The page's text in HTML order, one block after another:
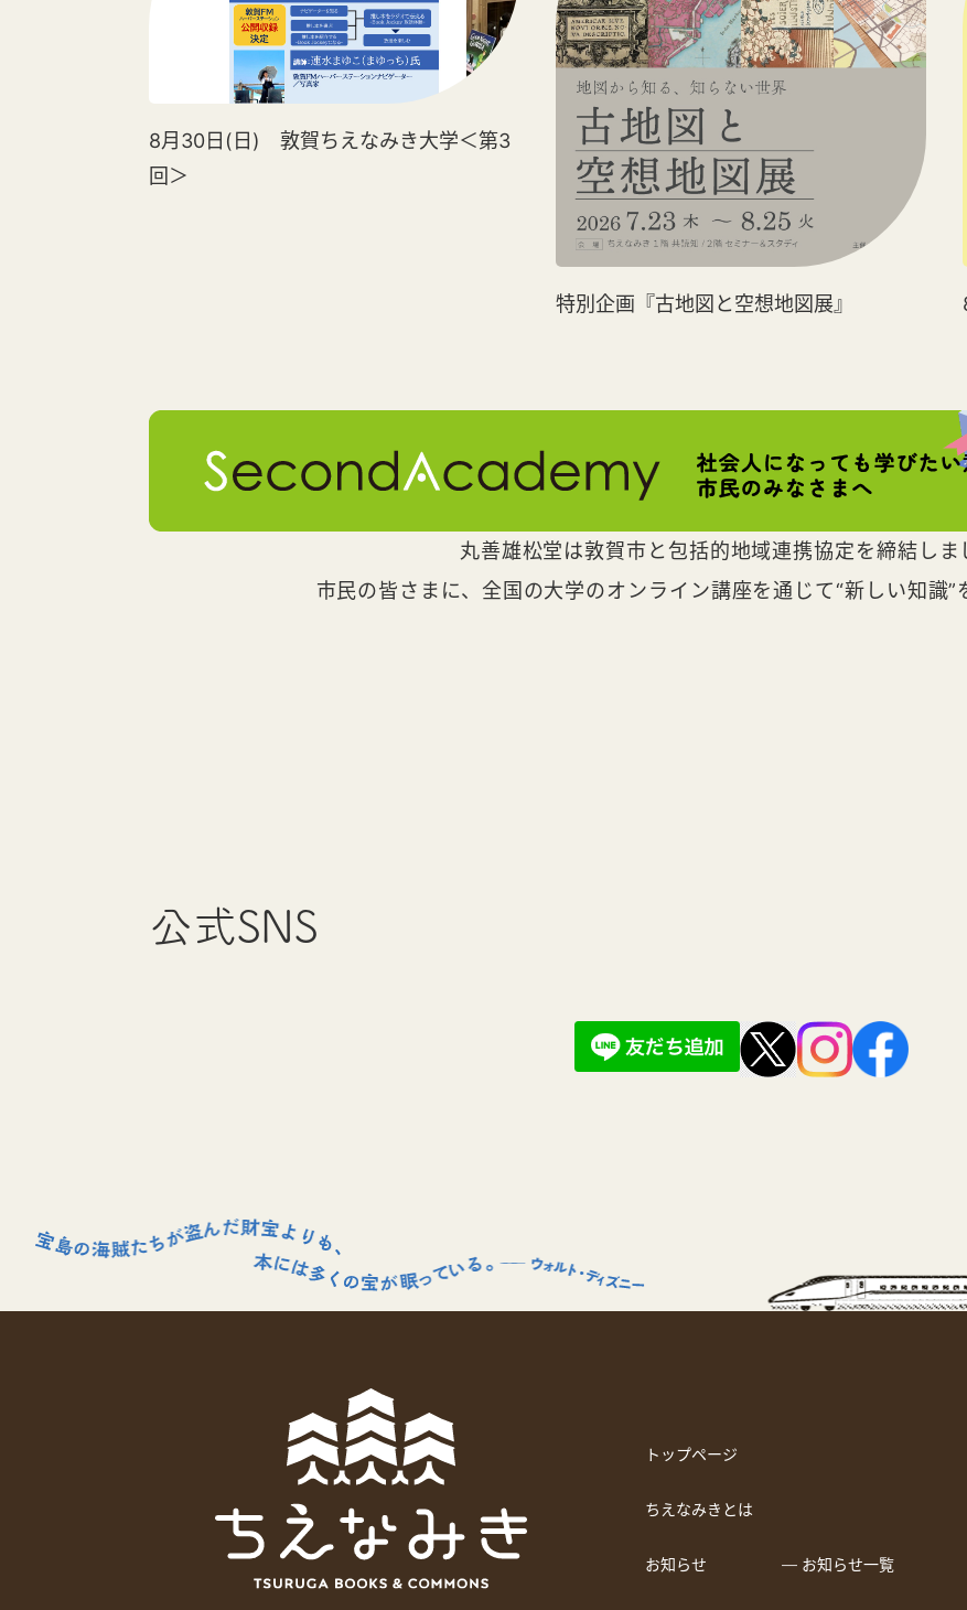
8月30日(日) 敦賀ちえなみき大学＜第3
回＞
特別企画『古地図と空想地図展』
丸善雄松堂は敦賀市と包括的地域連携協定を締結しま
市民の皆さまに、全国の大学のオンライン講座を通じて“新しい知識”
公式SNS
トップページ
ちえなみきとは
お知らせ ― お知らせ一覧